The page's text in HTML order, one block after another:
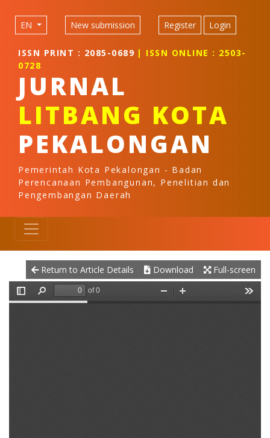
Main Navigation
Main Content
EN New submission Register Login
ISSN PRINT : 2085-0689 | ISSN ONLINE : 2503-
0728
JURNAL
LITBANG KOTA
PEKALONGAN
Pemerintah Kota Pekalongan - Badan
Perencanaan Pembangunan, Penelitian dan
Pengembangan Daerah
Return to Article Details Download Full-screen